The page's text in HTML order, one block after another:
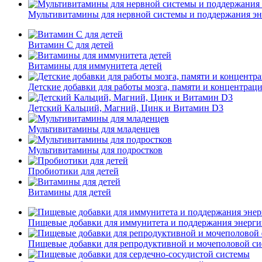
Мультивитамины для нервной системы и поддержания
Витамин С для детей
Витамины для иммунитета детей
Детские добавки для работы мозга, памяти и
Детский Кальций, Магний, Цинк и Витамин D3
Мультивитамины для младенцев
Мультивитамины для подростков
Пробиотики для детей
Витамины для детей
Пищевые добавки для иммунитета и поддержания
Пищевые добавки для репродуктивной и мочеполовой